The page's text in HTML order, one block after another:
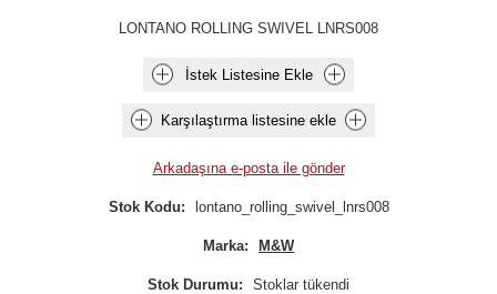
LONTANO ROLLING SWIVEL LNRS008
İstek Listesine Ekle
Karşılaştırma listesine ekle
Arkadaşına e-posta ile gönder
Stok Kodu: lontano_rolling_swivel_lnrs008
Marka: M&W
Stok Durumu: Stoklar tükendi